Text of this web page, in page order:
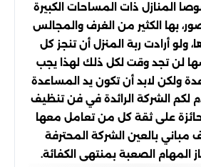
المنازل ذات المساحات الكبيرة
بها الكثير من الغرف والمجالس
ولو أرادت ربة المنزل أن تنجز كل
لن تجد وقت لكل ذلك لهذا يجب
ولكن لابد أن تكون يد المساعدة
لكم الشركة الرائدة في فن تنظيف
على ثقة كل من تعامل معها
مباني بالعين الشركة المحترفة
المهام الصعبة بمنتهى الكفائة.